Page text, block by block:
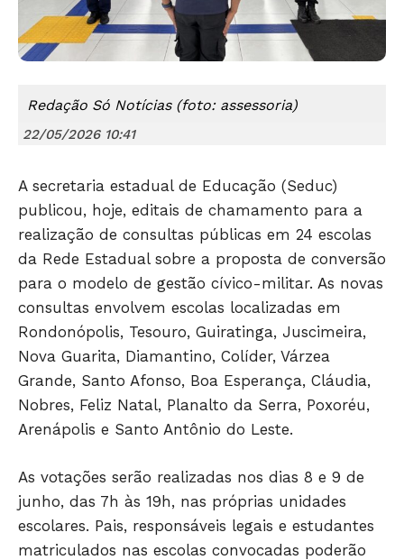
Redação Só Notícias (foto: assessoria)
22/05/2026 10:41
A secretaria estadual de Educação (Seduc)
publicou, hoje, editais de chamamento para a
realização de consultas públicas em 24 escolas
da Rede Estadual sobre a proposta de conversão
para o modelo de gestão cívico-militar. As novas
consultas envolvem escolas localizadas em
Rondonópolis, Tesouro, Guiratinga, Juscimeira,
Nova Guarita, Diamantino, Colíder, Várzea
Grande, Santo Afonso, Boa Esperança, Cláudia,
Nobres, Feliz Natal, Planalto da Serra, Poxoréu,
Arenápolis e Santo Antônio do Leste.
As votações serão realizadas nos dias 8 e 9 de
junho, das 7h às 19h, nas próprias unidades
escolares. Pais, responsáveis legais e estudantes
matriculados nas escolas convocadas poderão